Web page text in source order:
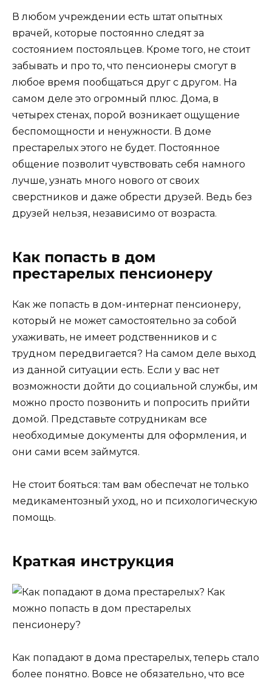
В любом учреждении есть штат опытных
врачей, которые постоянно следят за
состоянием постояльцев. Кроме того, не стоит
забывать и про то, что пенсионеры смогут в
любое время пообщаться друг с другом. На
самом деле это огромный плюс. Дома, в
четырех стенах, порой возникает ощущение
беспомощности и ненужности. В доме
престарелых этого не будет. Постоянное
общение позволит чувствовать себя намного
лучше, узнать много нового от своих
сверстников и даже обрести друзей. Ведь без
друзей нельзя, независимо от возраста.
Как попасть в дом
престарелых пенсионеру
Как же попасть в дом-интернат пенсионеру,
который не может самостоятельно за собой
ухаживать, не имеет родственников и с
трудном передвигается? На самом деле выход
из данной ситуации есть. Если у вас нет
возможности дойти до социальной службы, им
можно просто позвонить и попросить прийти
домой. Представьте сотрудникам все
необходимые документы для оформления, и
они сами всем займутся.
Не стоит бояться: там вам обеспечат не только
медикаментозный уход, но и психологическую
помощь.
Краткая инструкция
Как попадают в дома престарелых, теперь стало
более понятно. Вовсе не обязательно, что все